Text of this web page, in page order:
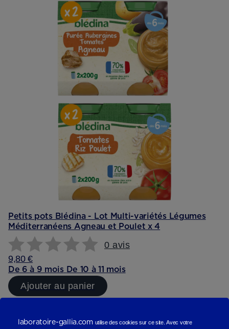
Petits pots Blédina - Lot Multi-variétés Légumes
Méditerranéens Agneau et Poulet x 4
0 avis
9,80 €
De 6 à 9 mois De 10 à 11 mois
Ajouter au panier
laboratoire-gallia.com utilise des cookies sur ce site.Avec votre